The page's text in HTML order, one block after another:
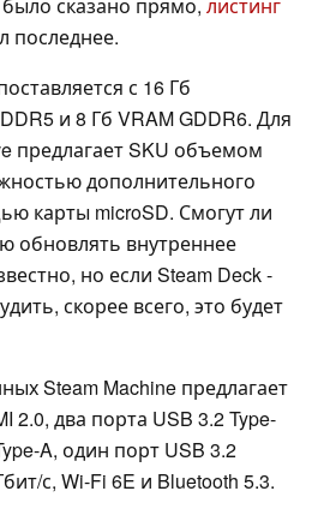
последнее.
с 16 Гб
и 8 Гб VRAM GDDR6. Для
предлагает SKU объемом
дополнительного
карты microSD. Смогут ли
обновлять внутреннее
но если Steam Deck -
скорее всего, это будет
Steam Machine предлагает
2.0, два порта USB 3.2 Type-
A, один порт USB 3.2
с, Wi-Fi 6E и Bluetooth 5.3.